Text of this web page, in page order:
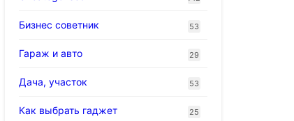
Бизнес советник 53
Гараж и авто 29
Дача, участок 53
Как выбрать гаджет 25